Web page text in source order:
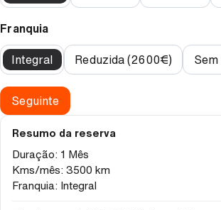
Franquia
Integral Reduzida (2600€)
Seguinte
Resumo da reserva
Duração: 1 Mês
Kms/mês:3500 km
Franquia: Integral